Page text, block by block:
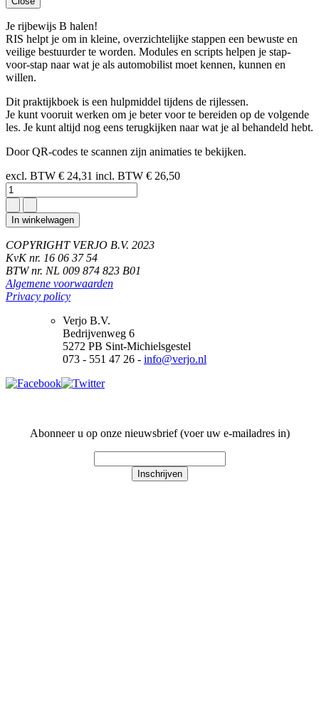
Je rijbewijs B halen!
RIS helpt je om in kleine, overzichtelijke stappen een bewuste en
veilige bestuurder te worden. Modules en scripts helpen je stap-
voor-stap naar wat je als automobilist moet kennen, kunnen en
willen.
Dit praktijkboek is een hulpmiddel tijdens de rijlessen.
Je kunt vooruit werken om je beter voor te bereiden op de volgende
les. Je kunt altijd nog eens terugkijken naar wat je al behandeld hebt.
Door QR-codes te scannen zijn animaties te bekijken.
excl. BTW € 24,31 incl. BTW € 26,50
In winkelwagen
COPYRIGHT VERJO B.V. 2023
KvK nr. 16 06 37 54
BTW nr. NL 009 874 823 B01
Algemene voorwaarden
Privacy policy
Verjo B.V.
Bedrijvenweg 6
5272 PB Sint-Michielsgestel
073 - 551 47 26 - info@verjo.nl
Abonneer u op onze nieuwsbrief (voer uw e-mailadres in)
Inschrijven